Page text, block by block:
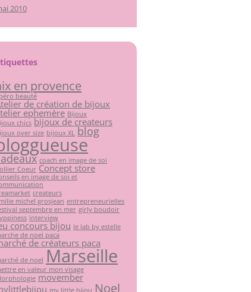
2010
en provence
beauté
de création de bijoux
ephemère Bijoux
chics bijoux de createurs
over size bijoux XL blog
coach en image de soi
Coeur Concept store
en image de soi et
createurs
michel grosjean entrepreneurielles
septembre en mer girly boudoir
interview
concours bijou le lab by estelle
de noel paca
de créateurs paca
de noel Marseille
en valeur mon visage
movember
my little bijou Noel